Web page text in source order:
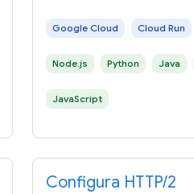
Google Cloud Cloud Run
Node.js Python Java
JavaScript
Configura HTTP/2